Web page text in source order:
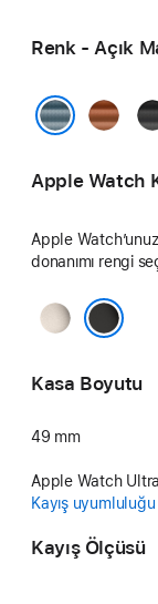
Renk - Açık
Terra
Apple Watch
Apple
donanımı rengi
Natürel
Kasa Boyutu
49 mm
Apple Watch
Kayış
Kayış Ölçüsü